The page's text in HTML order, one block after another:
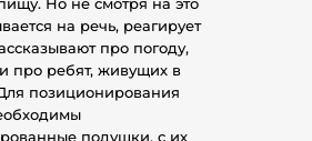
на речь, реагирует
про погоду,
про ребят, живущих в
позиционирования
подушки, с их